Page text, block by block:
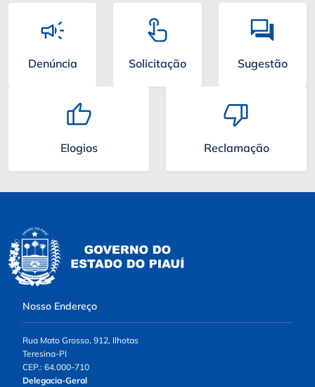
Denúncia Solicitação Sugestão
Elogios Reclamação
Nosso Endereço
Rua Mato Grosso, 912, Ilhotas
Teresina-PI
CEP.: 64.000-710
Delegacia-Geral